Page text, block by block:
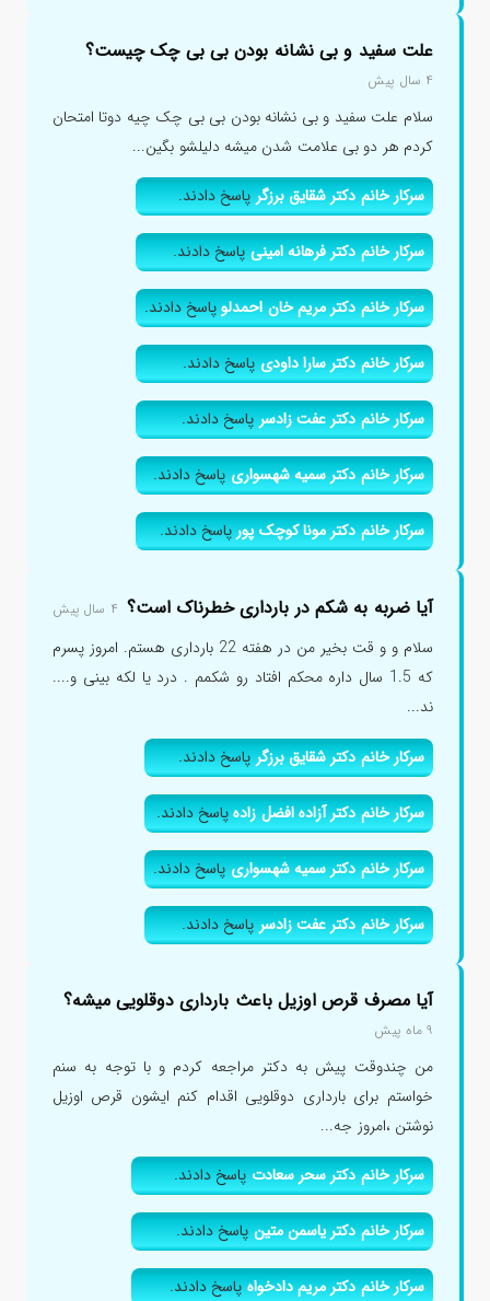
علت سفید و بی نشانه بودن بی بی چک چیست؟
۴ سال پیش
سلام علت سفید و بی نشانه بودن بی بی چک چیه دوتا امتحان
کردم هر دو بی علامت شدن میشه دلیلشو بگین...
سرکار خانم دکتر شقایق برزگرپاسخ دادند.
سرکار خانم دکتر فرهانه امینیپاسخ دادند.
سرکار خانم دکتر مریم خان احمدلوپاسخ دادند.
سرکار خانم دکتر سارا داودیپاسخ دادند.
سرکار خانم دکتر عفت زادسرپاسخ دادند.
سرکار خانم دکتر سمیه شهسواریپاسخ دادند.
سرکار خانم دکتر مونا کوچک پورپاسخ دادند.
آیا ضربه به شکم در بارداری خطرناک است؟ ۴ سال پیش
سلام و و قت بخیر من در هفته 22 بارداری هستم. امروز پسرم
که 1.5 سال داره محکم افتاد رو شکمم . درد یا لکه بینی و....
ند...
سرکار خانم دکتر شقایق برزگرپاسخ دادند.
سرکار خانم دکتر آزاده افضل زادهپاسخ دادند.
سرکار خانم دکتر سمیه شهسواریپاسخ دادند.
سرکار خانم دکتر عفت زادسرپاسخ دادند.
آیا مصرف قرص اوزیل باعث بارداری دوقلویی میشه؟
۹ ماه پیش
من چندوقت پیش به دکتر مراجعه کردم و با توجه به سنم
خواستم برای بارداری دوقلویی اقدام کنم ایشون قرص اوزیل
نوشتن ،امروز جه...
سرکار خانم دکتر سحر سعادتپاسخ دادند.
سرکار خانم دکتر یاسمن متینپاسخ دادند.
سرکار خانم دکتر مریم دادخواهپاسخ دادند.